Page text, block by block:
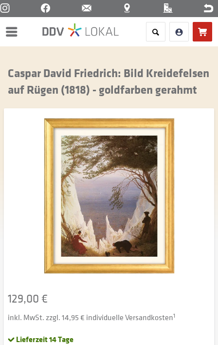
Menü
Caspar David Friedrich: Bild Kreidefelsen
auf Rügen (1818) - goldfarben gerahmt
129,00 €
inkl. MwSt. zzgl. 14,95 € individuelle Versandkosten1
Lieferzeit 14 Tage